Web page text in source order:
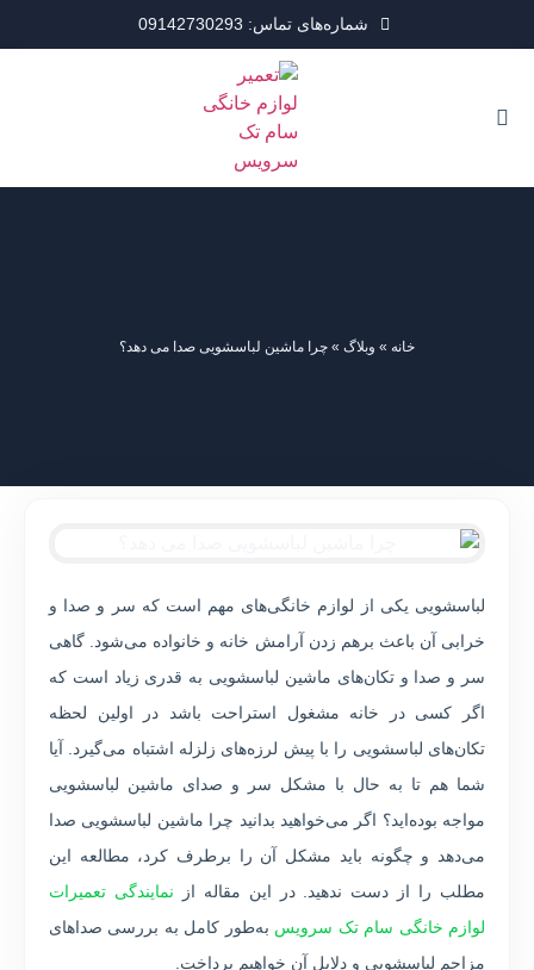
شماره‌های تماس: 09142730293
خانه » وبلاگ » چرا ماشین لباسشویی صدا می دهد؟
لباسشویی یکی از لوازم خانگی‌های مهم است که سر و صدا و
خرابی آن باعث برهم زدن آرامش خانه و خانواده می‌شود. گاهی
سر و صدا و تکان‌های ماشین لباسشویی به قدری زیاد است که
اگر کسی در خانه مشغول استراحت باشد در اولین لحظه
تکان‌های لباسشویی را با پیش لرزه‌های زلزله اشتباه می‌گیرد. آیا
شما هم تا به حال با مشکل سر و صدای ماشین لباسشویی
مواجه بوده‌اید؟ اگر می‌خواهید بدانید چرا ماشین لباسشویی صدا
می‌دهد و چگونه باید مشکل آن را برطرف کرد، مطالعه این
مطلب را از دست ندهید. در این مقاله از نمایندگی تعمیرات
لوازم خانگی سام تک سرویس به‌طور کامل به بررسی صداهای
مزاحم لباسشویی و دلایل آن خواهیم پرداخت.